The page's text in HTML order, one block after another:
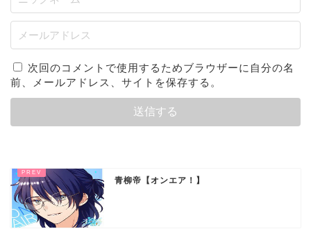
次回のコメントで使用するためブラウザーに自分の名
前、メールアドレス、サイトを保存する。
青柳帝【オンエア！】